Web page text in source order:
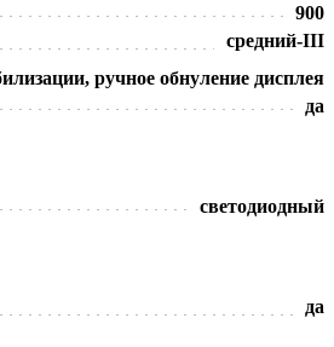
900
средний-III
ручное обнуление дисплея
да
светодиодный
да